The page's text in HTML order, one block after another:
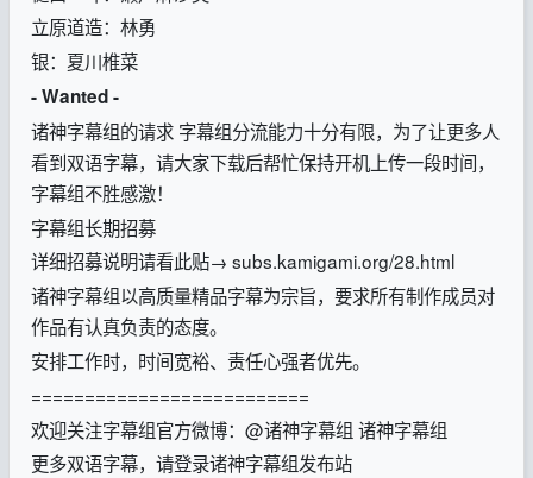
立原道造：林勇
银：夏川椎菜
- Wanted -
诸神字幕组的请求 字幕组分流能力十分有限，为了让更多人
看到双语字幕，请大家下载后帮忙保持开机上传一段时间，
字幕组不胜感激！
字幕组长期招募
详细招募说明请看此贴→ subs.kamigami.org/28.html
诸神字幕组以高质量精品字幕为宗旨，要求所有制作成员对
作品有认真负责的态度。
安排工作时，时间宽裕、责任心强者优先。
==========================
欢迎关注字幕组官方微博：@诸神字幕组 诸神字幕组
更多双语字幕，请登录诸神字幕组发布站